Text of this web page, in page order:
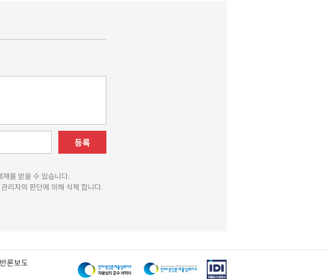
등록
를 받을 수 있습니다.
리자의 판단에 의해 삭제 합니다.
론보도